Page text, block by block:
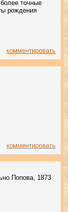
точные
рождения
комментировать
комментировать
Попова, 1873